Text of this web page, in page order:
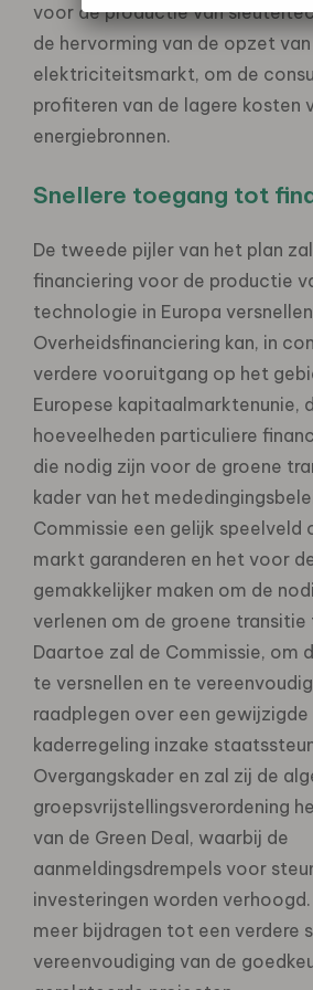
voor de productie van
de hervorming van de opzet
elektriciteitsmarkt, om de
profiteren van de lagere kosten
energiebronnen.
Snellere toegang tot
De tweede pijler van het plan
financiering voor de productie
technologie in Europa
Overheidsfinanciering kan, in
verdere vooruitgang op het
Europese kapitaalmarktenunie,
hoeveelheden particuliere
die nodig zijn voor de groene
kader van het
Commissie een gelijk speelveld
markt garanderen en het voor
gemakkelijker maken om de
verlenen om de groene transitie
Daartoe zal de Commissie, om
te versnellen en te
raadplegen over een
kaderregeling inzake
Overgangskader en zal zij de
groepsvrijstellingsverordening
van de Green Deal, waarbij de
aanmeldingsdrempels voor
investeringen worden
meer bijdragen tot een verdere
vereenvoudiging van de